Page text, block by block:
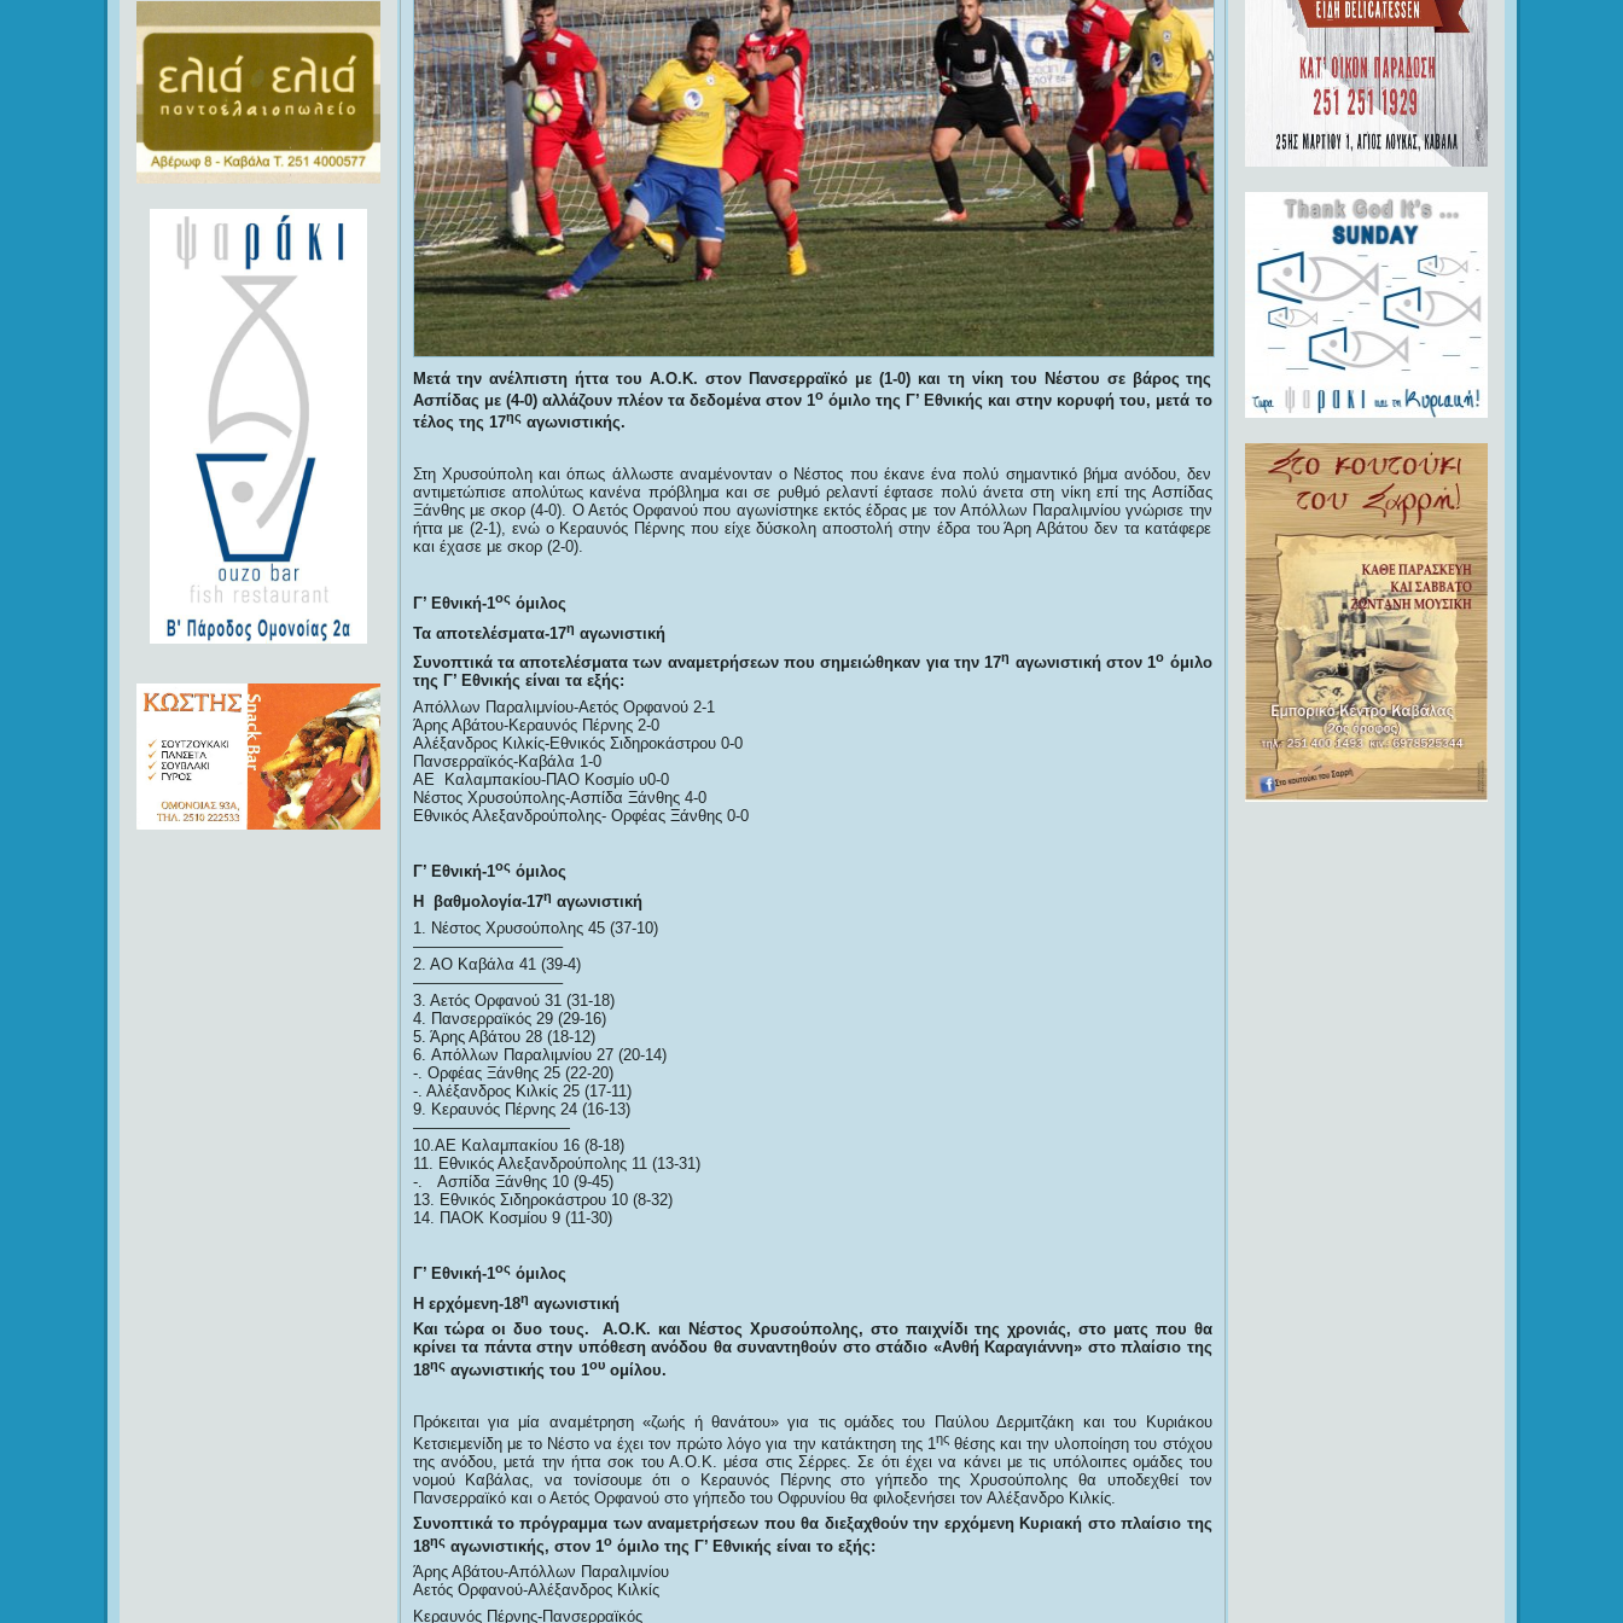
Μετά την ανέλπιστη ήττα του Α.Ο.Κ. στον Πανσερραϊκό με (1-0) και τη νίκη του Νέστου σε βάρος της
Ασπίδας με (4-0) αλλάζουν πλέον τα δεδομένα στον 1οόμιλο της Γ’ Εθνικής και στην κορυφή του, μετά το
τέλος της 17ηςαγωνιστικής.
Στη Χρυσούπολη και όπως άλλωστε αναμένονταν ο Νέστος που έκανε ένα πολύ σημαντικό βήμα ανόδου, δεν
αντιμετώπισε απολύτως κανένα πρόβλημα και σε ρυθμό ρελαντί έφτασε πολύ άνετα στη νίκη επί της Ασπίδας
Ξάνθης με σκορ (4-0). Ο Αετός Ορφανού που αγωνίστηκε εκτός έδρας με τον Απόλλων Παραλιμνίου γνώρισε την
ήττα με (2-1), ενώ ο Κεραυνός Πέρνης που είχε δύσκολη αποστολή στην έδρα του Άρη Αβάτου δεν τα κατάφερε
και έχασε με σκορ (2-0).
Γ’ Εθνική-1οςόμιλος
Τα αποτελέσματα-17η αγωνιστική
Συνοπτικά τα αποτελέσματα των αναμετρήσεων που σημειώθηκαν για την 17η αγωνιστική στον 1ο όμιλο
της Γ’ Εθνικής είναι τα εξής:
Απόλλων Παραλιμνίου-Αετός Ορφανού 2-1
Άρης Αβάτου-Κεραυνός Πέρνης 2-0
Αλέξανδρος Κιλκίς-Εθνικός Σιδηροκάστρου 0-0
Πανσερραϊκός-Καβάλα 1-0
ΑΕ Καλαμπακίου-ΠΑΟ Κοσμίο υ0-0
Νέστος Χρυσούπολης-Ασπίδα Ξάνθης 4-0
Εθνικός Αλεξανδρούπολης- Ορφέας Ξάνθης 0-0
Γ’ Εθνική-1οςόμιλος
Η βαθμολογία-17η αγωνιστική
1. Νέστος Χρυσούπολης 45 (37-10)
—————————–
2. ΑΟ Καβάλα 41 (39-4)
—————————–
3. Αετός Ορφανού 31 (31-18)
4. Πανσερραϊκός 29 (29-16)
5. Άρης Αβάτου 28 (18-12)
6. Απόλλων Παραλιμνίου 27 (20-14)
-. Ορφέας Ξάνθης 25 (22-20)
-. Αλέξανδρος Κιλκίς 25 (17-11)
9. Κεραυνός Πέρνης 24 (16-13)
——————————
10.ΑΕ Καλαμπακίου 16 (8-18)
11. Εθνικός Αλεξανδρούπολης 11 (13-31)
-. Ασπίδα Ξάνθης 10 (9-45)
13. Εθνικός Σιδηροκάστρου 10 (8-32)
14. ΠΑΟΚ Κοσμίου 9 (11-30)
Γ’ Εθνική-1οςόμιλος
Η ερχόμενη-18η αγωνιστική
Και τώρα οι δυο τους. Α.Ο.Κ. και Νέστος Χρυσούπολης, στο παιχνίδι της χρονιάς, στο ματς που θα
κρίνει τα πάντα στην υπόθεση ανόδου θα συναντηθούν στο στάδιο «Ανθή Καραγιάννη» στο πλαίσιο της
18ηςαγωνιστικής του 1ουομίλου.
Πρόκειται για μία αναμέτρηση «ζωής ή θανάτου» για τις ομάδες του Παύλου Δερμιτζάκη και του Κυριάκου
Κετσιεμενίδη με το Νέστο να έχει τον πρώτο λόγο για την κατάκτηση της 1 ηςθέσης και την υλοποίηση του στόχου
της ανόδου, μετά την ήττα σοκ του Α.Ο.Κ. μέσα στις Σέρρες. Σε ότι έχει να κάνει με τις υπόλοιπες ομάδες του
νομού Καβάλας, να τονίσουμε ότι ο Κεραυνός Πέρνης στο γήπεδο της Χρυσούπολης θα υποδεχθεί τον
Πανσερραϊκό και ο Αετός Ορφανού στο γήπεδο του Οφρυνίου θα φιλοξενήσει τον Αλέξανδρο Κιλκίς.
Συνοπτικά το πρόγραμμα των αναμετρήσεων που θα διεξαχθούν την ερχόμενη Κυριακή στο πλαίσιο της
18ηςαγωνιστικής, στον 1οόμιλο της Γ’ Εθνικής είναι το εξής:
Άρης Αβάτου-Απόλλων Παραλιμνίου
Αετός Ορφανού-Αλέξανδρος Κιλκίς
Κεραυνός Πέρνης-Πανσερραϊκός